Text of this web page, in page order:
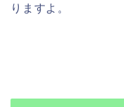
りますよ。